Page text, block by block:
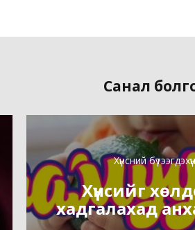
Санал
Хүнсний бүтээгдэхүүн
Хүнсийг
хадгалахад